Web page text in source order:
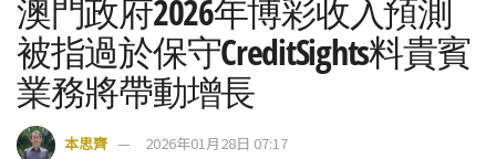
澳門政府2026年博彩收入預測
被指過於保守CreditSights料貴賓
業務將帶動增長
本思齊 2026年01月28日 07:17